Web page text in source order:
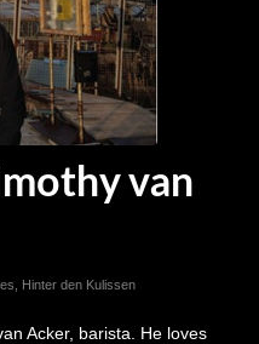
van
, Hinter den Kulissen
Acker, barista. He loves